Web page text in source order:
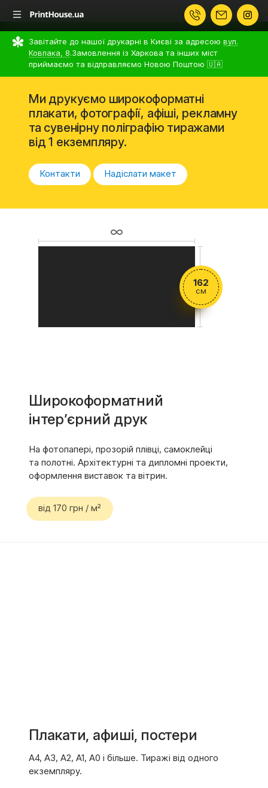
Завітайте до нашої друкарні в Києві за адресою вул.
Ковпака, 8.Замовлення із Харкова та інших міст
приймаємо та відправляємо Новою Поштою 🇺🇦
Ми друкуємо широкоформатні
плакати, фотографії, афіші, рекламну
та сувенірну поліграфію тиражами
від 1 екземпляру.
Контакти Надіслати макет
162
см
∞
Широкоформатний
інтер’єрний друк
На фотопапері, прозорій плівці, самоклейці
та полотні. Архітектурні та дипломні проекти,
оформлення виставок та вітрин.
від 170 грн / м²
Плакати, афиші, постери
А4, А3, А2, А1, А0 і більше. Тиражі від одного
екземпляру.